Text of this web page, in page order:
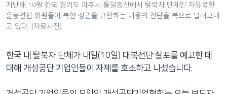
션
으
로
동
검
지난해 10월 한국 경기도 파주시 통일동산에서 탈북자 단체인 자유북한
운동연합 회원들이 북한 정권을 규탄하는 내용의 전단을 북으로 날려보내
고 있다. (자료사진)
한국 내 탈북자 단체가 내일(10일) 대북전단 살포를 예고한 데
대해 개성공단 기업인들이 자제를 호소하고 나섰습니다.